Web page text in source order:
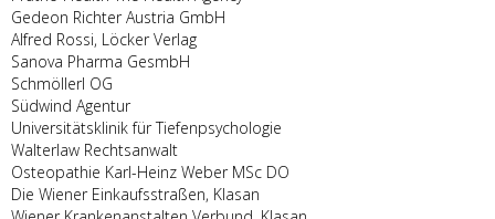
Gedeon Richter Austria GmbH
Alfred Rossi, Löcker Verlag
Sanova Pharma GesmbH
Schmöllerl OG
Südwind Agentur
Universitätsklinik für Tiefenpsychologie
Walterlaw Rechtsanwalt
Osteopathie Karl-Heinz Weber MSc DO
Die Wiener Einkaufsstraßen, Klasan